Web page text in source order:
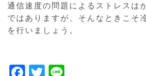
通信速度の問題によるストレスは
ではありますが、そんなときこそ
を行いましょう。